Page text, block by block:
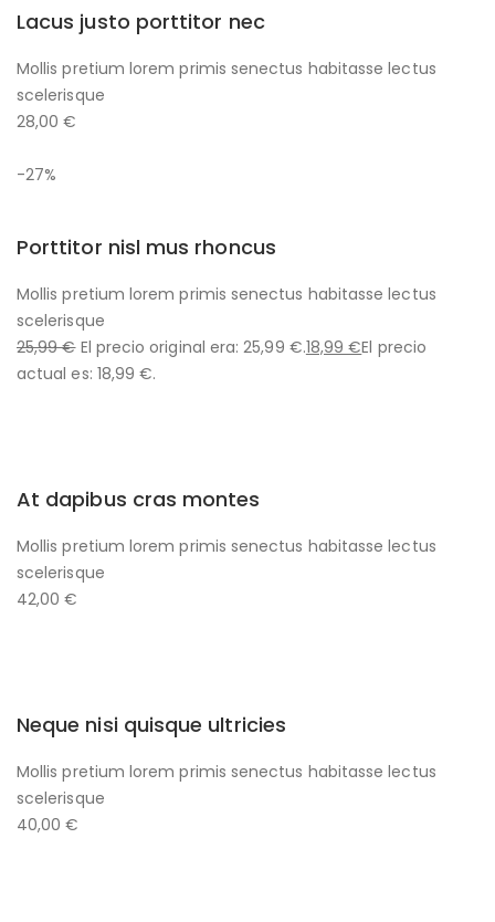
Lacus justo porttitor nec
Mollis pretium lorem primis senectus habitasse lectus
scelerisque
28,00 €
-27%
Porttitor nisl mus rhoncus
Mollis pretium lorem primis senectus habitasse lectus
scelerisque
25,99 €El precio original era: 25,99 €.18,99 €El precio
actual es: 18,99 €.
At dapibus cras montes
Mollis pretium lorem primis senectus habitasse lectus
scelerisque
42,00 €
Neque nisi quisque ultricies
Mollis pretium lorem primis senectus habitasse lectus
scelerisque
40,00 €